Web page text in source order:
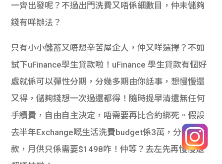
一齊出發呢？不過出門洗費又唔係細數目，仲未儲夠
錢有咩辦法？
只有小小儲蓄又唔想辛苦屋企人，仲又咩選擇？不如
試下uFinance學生貸款啦！uFinance 學生貸款有個好
處就係可以彈性分期，分幾多期由你話事，想慢慢還
又得，儲夠錢想一次過還都得！隨時提早清還無任何
手續費，自由自主決定，唔需要再比合約綁死。假設
去半年Exchange嘅生活洗費budget係3萬，分24期還
款，月供只係需要$1498咋！仲等？去左先再慢慢還